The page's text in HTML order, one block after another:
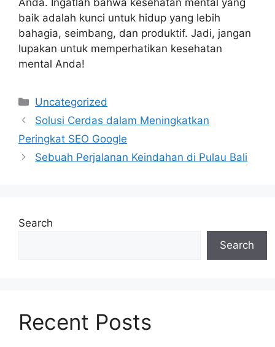
baik adalah kunci untuk hidup yang lebih
bahagia, seimbang, dan produktif. Jadi, jangan
lupakan untuk memperhatikan kesehatan
mental Anda!
Categories
Uncategorized
Solusi Cerdas dalam Meningkatkan
Peringkat SEO Google
Sebuah Perjalanan Keindahan di Pulau Bali
Search
Search
Recent Posts